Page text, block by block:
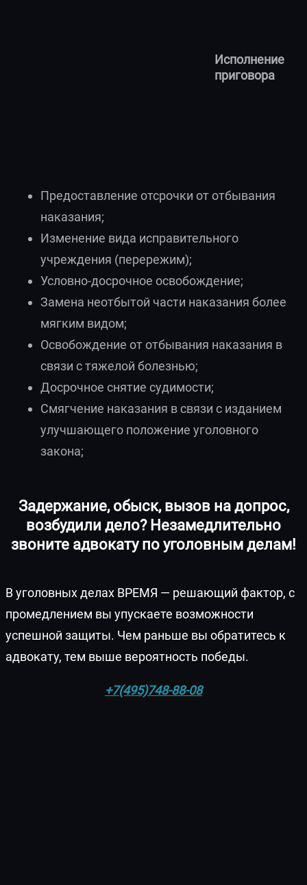
Исполнение
приговора
Предоставление отсрочки от отбывания
наказания;
Изменение вида исправительного
учреждения (перережим);
Условно-досрочное освобождение;
Замена неотбытой части наказания более
мягким видом;
Освобождение от отбывания наказания в
связи с тяжелой болезнью;
Досрочное снятие судимости;
Смягчение наказания в связи с изданием
улучшающего положение уголовного
закона;
Задержание, обыск, вызов на допрос,
возбудили дело? Незамедлительно
звоните адвокату по уголовным делам!
В уголовных делах ВРЕМЯ — решающий фактор, с
промедлением вы упускаете возможности
успешной защиты. Чем раньше вы обратитесь к
адвокату, тем выше вероятность победы.
+7(495)748-88-08